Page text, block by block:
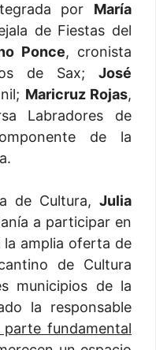
por María
de Fiestas del
Ponce, cronista
de Sax; José
Maricruz Rojas,
Labradores de
de la
de Cultura, Julia
a participar en
amplia oferta de
de Cultura
municipios de la
la responsable
fundamental